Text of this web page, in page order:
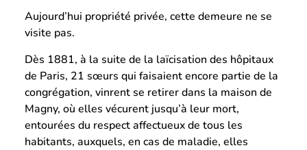
Aujourd’hui propriété privée, cette demeure ne se
visite pas.
Dès 1881, à la suite de la laïcisation des hôpitaux
de Paris, 21 sœurs qui faisaient encore partie de la
congrégation, vinrent se retirer dans la maison de
Magny, où elles vécurent jusqu’à leur mort,
entourées du respect affectueux de tous les
habitants, auxquels, en cas de maladie, elles